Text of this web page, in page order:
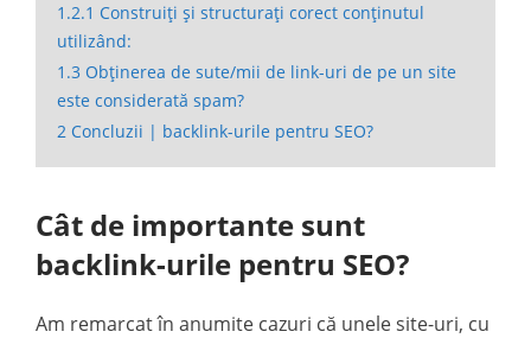
1.2.1 Construiți și structurați corect conținutul
utilizând:
1.3 Obținerea de sute/mii de link-uri de pe un site
este considerată spam?
2 Concluzii | backlink-urile pentru SEO?
Cât de importante sunt
backlink-urile pentru SEO?
Am remarcat în anumite cazuri că unele site-uri, cu